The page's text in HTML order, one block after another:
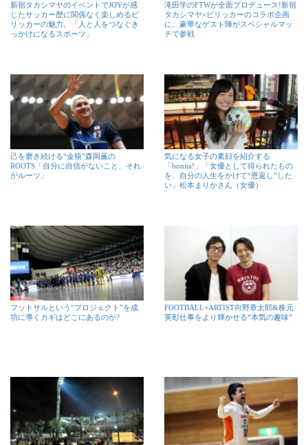
新宿タカシマヤのイベントでJOYが感
じたサッカー歴に関係なく楽しめるビ
リッカーの魅力。「人と人をつなぐき
っかけになるスポーツ」
滝田学のFTWが全面プロデュース!新宿
タカシマヤ×ビリッカーのコラボ企画
に、豪華なゲスト陣がスペシャルマッ
チで参戦
己を磨き続ける“金狼”森岡薫の
ROOTS「自分に自信がないこと、それ
がルーツ」
気になる女子の素顔を紹介する
「bonita!」「女優として得られたもの
を、自分の人生をかけて“恩返し”した
い」松本まりかさん（女優）
フットサルという“プロジェクト”を成
功に導くカギはどこにあるのか?
FOOTBALL×ARTIST向野章太郎&株元
英彰仕事をより輝かせる“本気の趣味”